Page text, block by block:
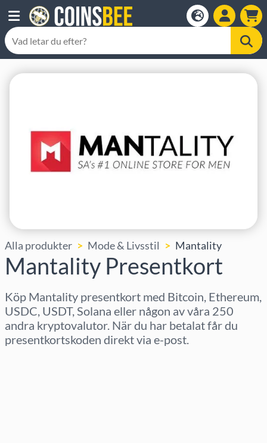
Alla produkter Mode & Livsstil Mantality
Mantality Presentkort
Köp Mantality presentkort med Bitcoin, Ethereum,
USDC, USDT, Solana eller någon av våra 250
andra kryptovalutor. När du har betalat får du
presentkortskoden direkt via e-post.